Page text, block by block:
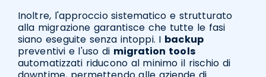
Inoltre, l'approccio sistematico e strutturato
alla migrazione garantisce che tutte le fasi
siano eseguite senza intoppi. I backup
preventivi e l'uso di migration tools
automatizzati riducono al minimo il rischio di